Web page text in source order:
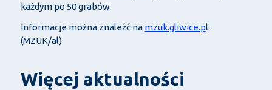
każdym po 50 grabów.
Informacje można znaleźć na mzuk.gliwice.pl.
(MZUK/al)
Więcej aktualności